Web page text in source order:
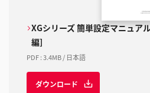
XGシリーズ 簡単設定マニュ
編]
PDF:3.4MB/ 日本語
ダウンロード